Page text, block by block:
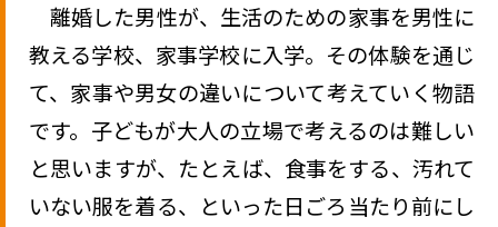
離婚した男性が、生活のための家事を男性に
教える学校、家事学校に入学。その体験を通じ
て、家事や男女の違いについて考えていく物語
です。子どもが大人の立場で考えるのは難しい
と思いますが、たとえば、食事をする、汚れて
いない服を着る、といった日ごろ当たり前にし